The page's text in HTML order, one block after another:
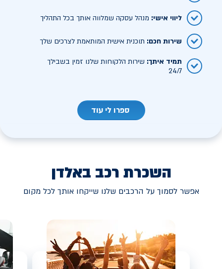
ליווי אישי: מנהל עסקה שמלווה אותך בכל התהליך
שירות חכם: תוכנית אישית המותאמת לצרכים שלך
תמיד איתך: שירות הלקוחות שלנו זמין בשבילך
24/7
ספרו לי עוד
השכרת רכב באלדן
אפשר לסמוך על הרכבים שלנו שייקחו אותך לכל מקום